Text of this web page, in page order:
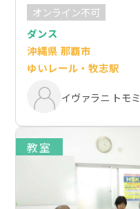
オンライン不可
ダンス
沖縄県 那覇市
ゆいレール・牧志駅
イヴァラニ トモミ
教室